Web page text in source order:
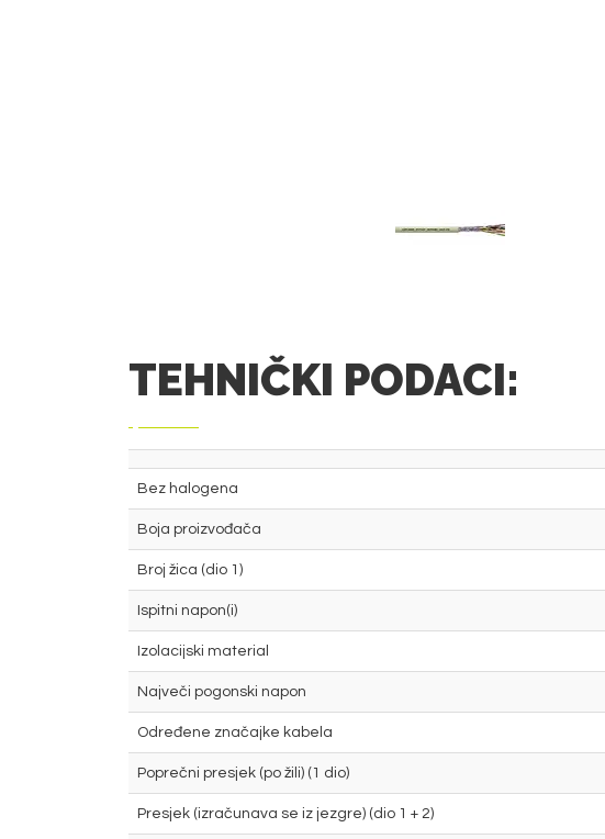
TEHNIČKI PODACI:
Bez halogena
Boja proizvođača
Broj žica (dio 1)
Ispitni napon(i)
Izolacijski material
Največi pogonski napon
Određene značajke kabela
Poprečni presjek (po žili) (1 dio)
Presjek (izračunava se iz jezgre) (dio 1 + 2)